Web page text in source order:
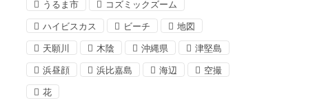
うるま市 コズミックズーム
ハイビスカス ビーチ 地図
天願川 木陰 沖縄県 津堅島
浜昼顔 浜比嘉島 海辺 空撮
花